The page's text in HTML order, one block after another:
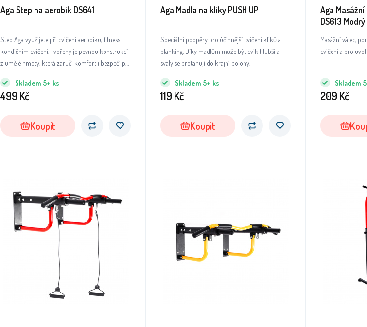
Aga Step na aerobik DS641
Step Aga využijete při cvičení aerobiku, fitness i
kondičním cvičení. Tvořený je pevnou konstrukcí
z umělé hmoty, která zaručí komfort i bezpečí při
Skladem 5+ ks
499 Kč
Koupit
Aga Madla na kliky PUSH UP
Speciální podpěry pro účinnější cvičení kliků a
planking. Díky madlům může být cvik hlubší a
svaly se protahují do krajní polohy.
Skladem 5+ ks
119 Kč
Koupit
Aga
DS613 Modrý
Masážní válec,
cvičení a pro
Skladem
209 Kč